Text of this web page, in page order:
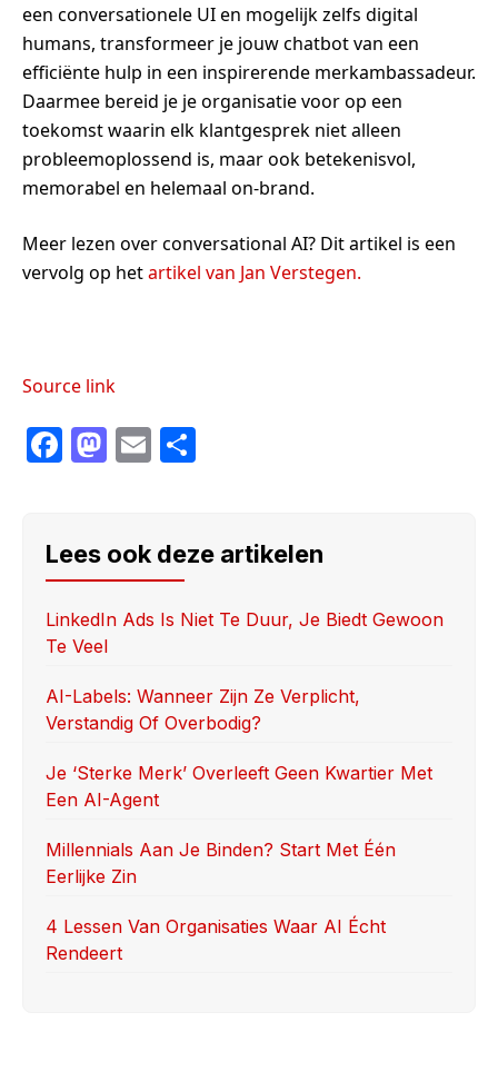
een conversationele UI en mogelijk zelfs digital
humans, transformeer je jouw chatbot van een
efficiënte hulp in een inspirerende merkambassadeur.
Daarmee bereid je je organisatie voor op een
toekomst waarin elk klantgesprek niet alleen
probleemoplossend is, maar ook betekenisvol,
memorabel en helemaal on-brand.
Meer lezen over conversational AI? Dit artikel is een
vervolg op hetartikel van Jan Verstegen.
Source link
F
e
b
o
o
k
M
o
d
o
n
E
e
Lees ook deze artikelen
LinkedIn Ads Is Niet Te Duur, Je Biedt Gewoon
Te Veel
AI-Labels: Wanneer Zijn Ze Verplicht,
Verstandig Of Overbodig?
Je ‘sterke Merk’ Overleeft Geen Kwartier Met
Een AI-Agent
Millennials Aan Je Binden? Start Met Één
Eerlijke Zin
4 Lessen Van Organisaties Waar AI Écht
Rendeert